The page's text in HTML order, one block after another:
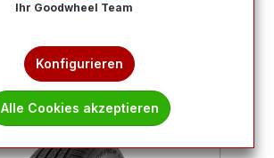
Ihr Goodwheel Team
Konfigurieren
Alle Cookies akzeptieren